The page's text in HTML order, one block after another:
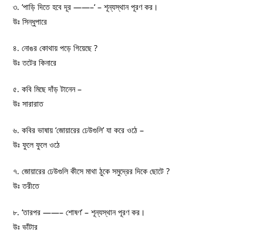
৩. ‘পাড়ি দিতে হবে দূর ——–‘ – শূন্যস্থান পূরণ কর।
উঃ সিন্ধুপারে
৪. নোঙর কোথায় পড়ে গিয়েছে ?
উঃ তটের কিনারে
৫. কবি মিছে দাঁড় টানেন –
উঃ সারারাত
৬. কবির ভাষায় ‘জোয়ারের ঢেউগুলি’ যা করে ওঠে –
উঃ ফুলে ফুলে ওঠে
৭. জোয়ারের ঢেউগুলি কীসে মাথা ঠুকে সমুদ্রের দিকে ছোটে ?
উঃ তরীতে
৮. ‘তারপর ——– শোষণ’ – শূন্যস্থান পূরণ কর।
উঃ ভাঁটার